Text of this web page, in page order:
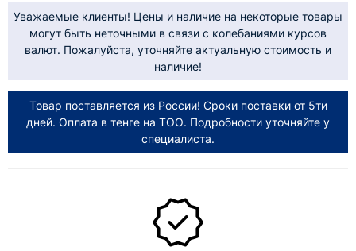
Уважаемые клиенты! Цены и наличие на некоторые товары
могут быть неточными в связи с колебаниями курсов
валют. Пожалуйста, уточняйте актуальную стоимость и
наличие!
Товар поставляется из России! Сроки поставки от 5ти
дней. Оплата в тенге на ТОО. Подробности уточняйте у
специалиста.